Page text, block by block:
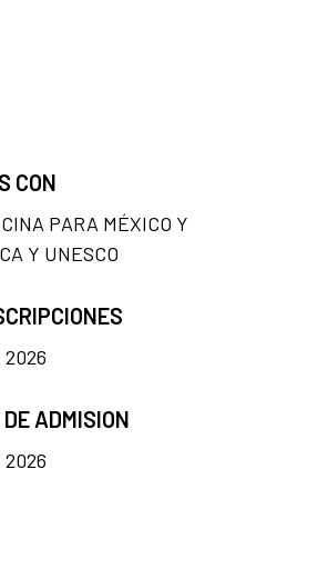
CON
PARA MÉXICO Y
Y UNESCO
2026
ADMISION
2026